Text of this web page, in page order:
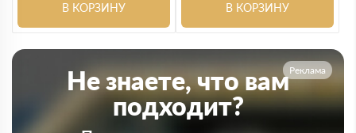
В КОРЗИНУ В КОРЗИНУ
Реклама
Не знаете, что вам
подходит?